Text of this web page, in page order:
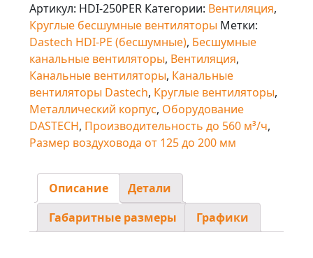
Артикул: HDI-250PER Категории: Вентиляция,
Круглые бесшумные вентиляторы Метки:
Dastech HDI-PE (бесшумные), Бесшумные
канальные вентиляторы, Вентиляция,
Канальные вентиляторы, Канальные
вентиляторы Dastech, Круглые вентиляторы,
Металлический корпус, Оборудование
DASTECH, Производительность до 560 м³/ч,
Размер воздуховода от 125 до 200 мм
Описание
Детали
Габаритные размеры
Графики